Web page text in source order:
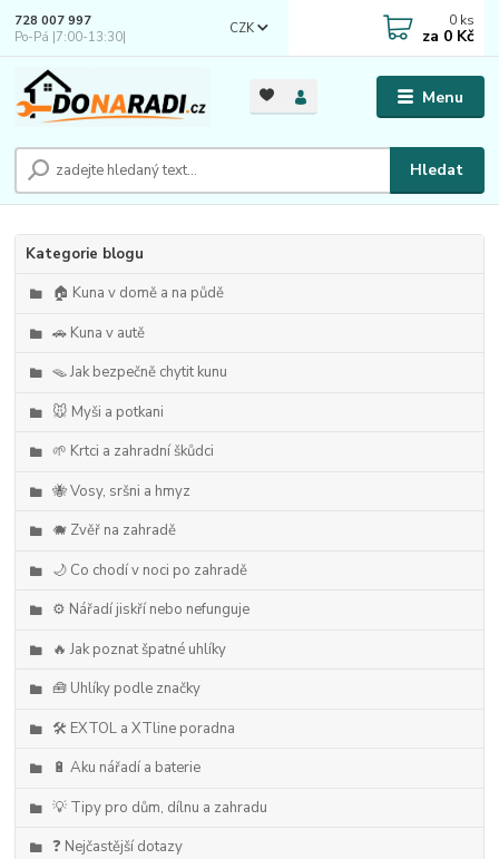
Menu
CZK
Hledat
728 007 997
Po-Pá |7:00-13:30|
0 ks
za 0 Kč
Kategorie blogu
🏠 Kuna v domě a na půdě
🚗 Kuna v autě
🪤 Jak bezpečně chytit kunu
🐭 Myši a potkani
🌱 Krtci a zahradní škůdci
🐝 Vosy, sršni a hmyz
🐗 Zvěř na zahradě
🌙 Co chodí v noci po zahradě
⚙️ Nářadí jiskří nebo nefunguje
🔥 Jak poznat špatné uhlíky
🧰 Uhlíky podle značky
🛠️ EXTOL a XTline poradna
🔋 Aku nářadí a baterie
💡 Tipy pro dům, dílnu a zahradu
❓ Nejčastější dotazy